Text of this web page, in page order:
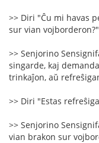
>> Diri "Ĉu mi havas
sur vian vojborderon?"
>> Senjorino
singarde, kaj
trinkaĵon, aŭ
>> Diri "Estas
>> Senjorino
vian brakon sur